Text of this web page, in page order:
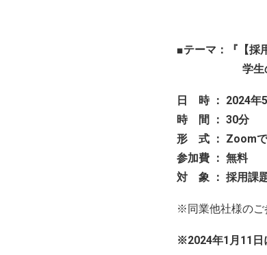
■テーマ：『【採
学生の「心を
日 時 ： 2024年
時 間 ： 30分
形 式 ： Zoomで
参加費 ： 無料
対 象 ： 採用課
※同業他社様のご
※2024年1月11日